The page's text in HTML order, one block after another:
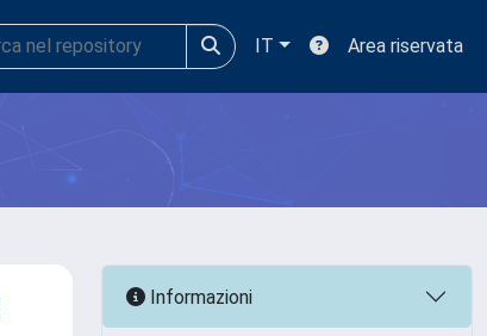
IT Area riservata
Informazioni